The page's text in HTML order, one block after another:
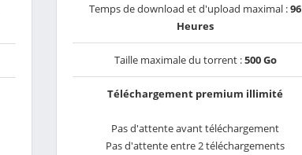
Temps de download et d'upload maximal :96
Heures
Taille maximale du torrent :500 Go
Téléchargement premium illimité
Pas d'attente avant téléchargement
Pas d'attente entre 2 téléchargements